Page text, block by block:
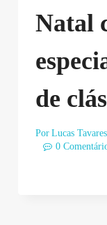
Natal
de
Por Lucas Tavares
0